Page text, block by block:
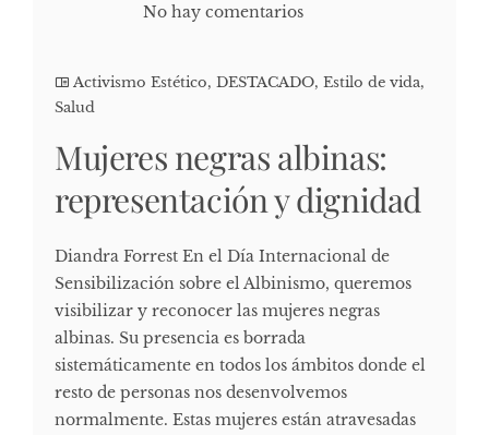
No hay comentarios
Activismo Estético, DESTACADO, Estilo de vida,
Salud
Mujeres negras albinas:
representación y dignidad
Diandra Forrest En el Día Internacional de
Sensibilización sobre el Albinismo, queremos
visibilizar y reconocer las mujeres negras
albinas. Su presencia es borrada
sistemáticamente en todos los ámbitos donde el
resto de personas nos desenvolvemos
normalmente. Estas mujeres están atravesadas